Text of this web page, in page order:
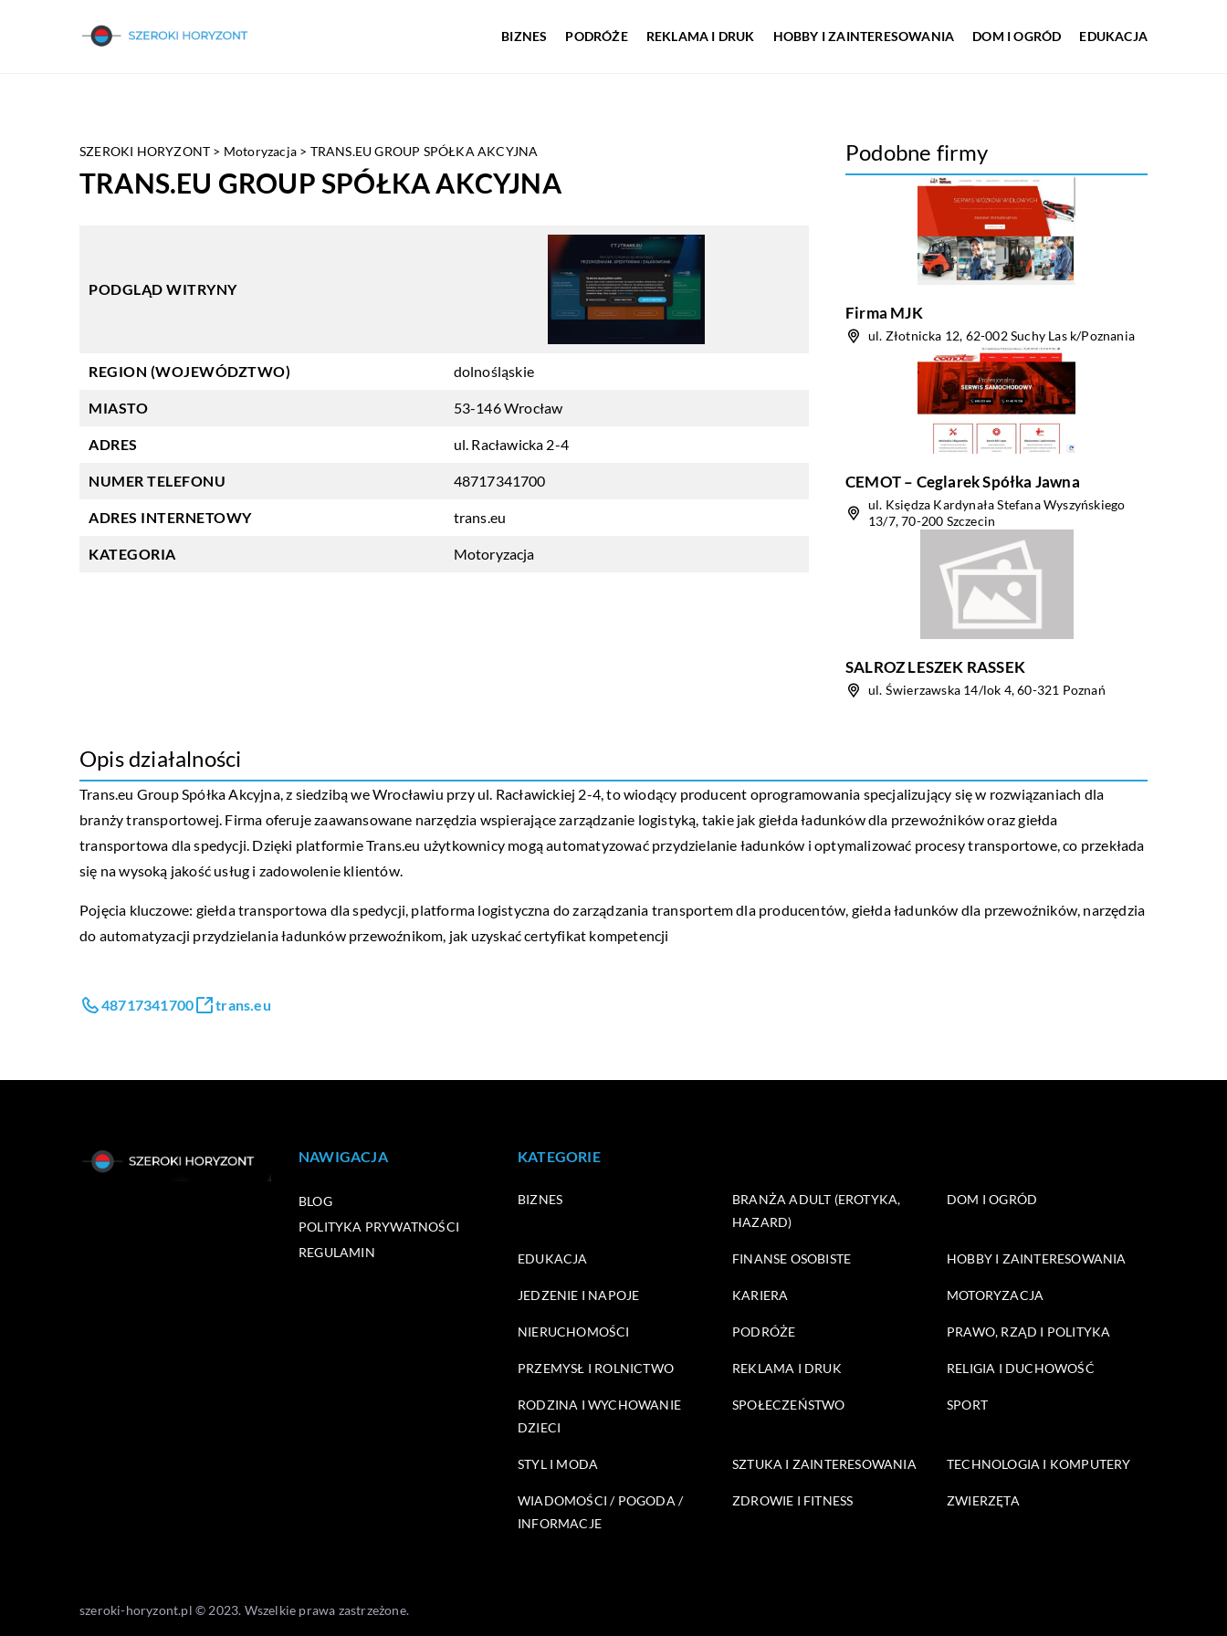
BIZNES PODRÓŻE REKLAMA I DRUK HOBBY I ZAINTERESOWANIA DOM I OGRÓD EDUKACJA
SZEROKI HORYZONT > Motoryzacja > TRANS.EU GROUP SPÓŁKA AKCYJNA
TRANS.EU GROUP SPÓŁKA AKCYJNA
PODGLĄD WITRYNY
REGION (WOJEWÓDZTWO) dolnośląskie
MIASTO 53-146 Wrocław
ADRES ul. Racławicka 2-4
NUMER TELEFONU 48717341700
ADRES INTERNETOWY trans.eu
KATEGORIA Motoryzacja
Podobne firmy
Firma MJK
ul. Złotnicka 12, 62-002 Suchy Las k/Poznania
CEMOT – Ceglarek Spółka Jawna
ul. Księdza Kardynała Stefana Wyszyńskiego
13/7, 70-200 Szczecin
SALROZ LESZEK RASSEK
ul. Świerzawska 14/lok 4, 60-321 Poznań
Opis działalności
Trans.eu Group Spółka Akcyjna, z siedzibą we Wrocławiu przy ul. Racławickiej 2-4, to wiodący producent oprogramowania specjalizujący się w rozwiązaniach dla
branży transportowej. Firma oferuje zaawansowane narzędzia wspierające zarządzanie logistyką, takie jak giełda ładunków dla przewoźników oraz giełda
transportowa dla spedycji. Dzięki platformie Trans.eu użytkownicy mogą automatyzować przydzielanie ładunków i optymalizować procesy transportowe, co przekłada
się na wysoką jakość usług i zadowolenie klientów.
Pojęcia kluczowe: giełda transportowa dla spedycji, platforma logistyczna do zarządzania transportem dla producentów, giełda ładunków dla przewoźników, narzędzia
do automatyzacji przydzielania ładunków przewoźnikom, jak uzyskać certyfikat kompetencji
48717341700 trans.eu
NAWIGACJA
BLOG
POLITYKA PRYWATNOŚCI
REGULAMIN
KATEGORIE
BIZNES
BRANŻA ADULT (EROTYKA,
HAZARD)
DOM I OGRÓD
EDUKACJA FINANSE OSOBISTE HOBBY I ZAINTERESOWANIA
JEDZENIE I NAPOJE KARIERA MOTORYZACJA
NIERUCHOMOŚCI PODRÓŻE PRAWO, RZĄD I POLITYKA
PRZEMYSŁ I ROLNICTWO REKLAMA I DRUK RELIGIA I DUCHOWOŚĆ
RODZINA I WYCHOWANIE
DZIECI
SPOŁECZEŃSTWO SPORT
STYL I MODA SZTUKA I ZAINTERESOWANIA TECHNOLOGIA I KOMPUTERY
WIADOMOŚCI / POGODA /
INFORMACJE
ZDROWIE I FITNESS ZWIERZĘTA
szeroki-horyzont.pl © 2023. Wszelkie prawa zastrzeżone.